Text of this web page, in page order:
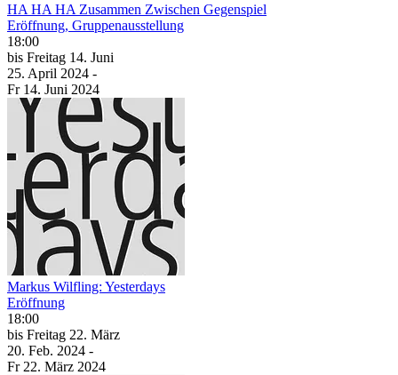
HA HA HA Zusammen Zwischen Gegenspiel
Eröffnung, Gruppenausstellung
18:00
bis Freitag 14. Juni
25. April 2024 -
Fr 14. Juni 2024
Markus Wilfling: Yesterdays
Eröffnung
18:00
bis Freitag 22. März
20. Feb. 2024 -
Fr 22. März 2024